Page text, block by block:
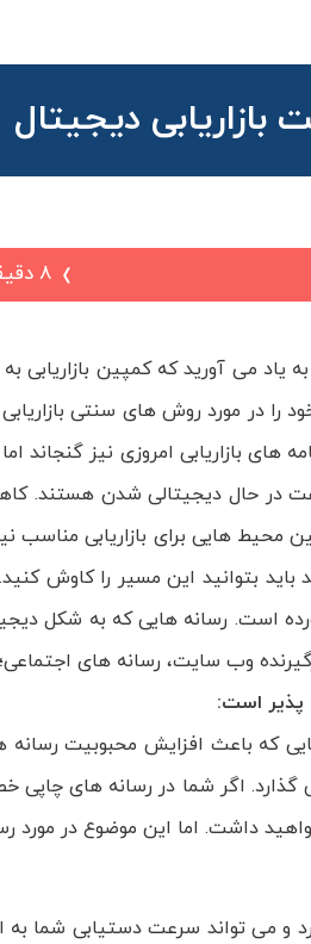
8 دقیقه زمان مطالعه
یاد می آورید که کمپین بازاریابی
را در مورد روش های سنتی
های بازاریابی امروزی نیز
در حال دیجیتالی شدن هستند.
هایی برای بازاریابی مناسب
باید بتوانید این مسیر را کاوش
است. رسانه هایی که به شکل
وب سایت، رسانه های
پذیر است:
که باعث افزایش محبوبیت
گذارد. اگر شما در رسانه های
داشت. اما این موضوع در مورد
و می تواند سرعت دستیابی شما